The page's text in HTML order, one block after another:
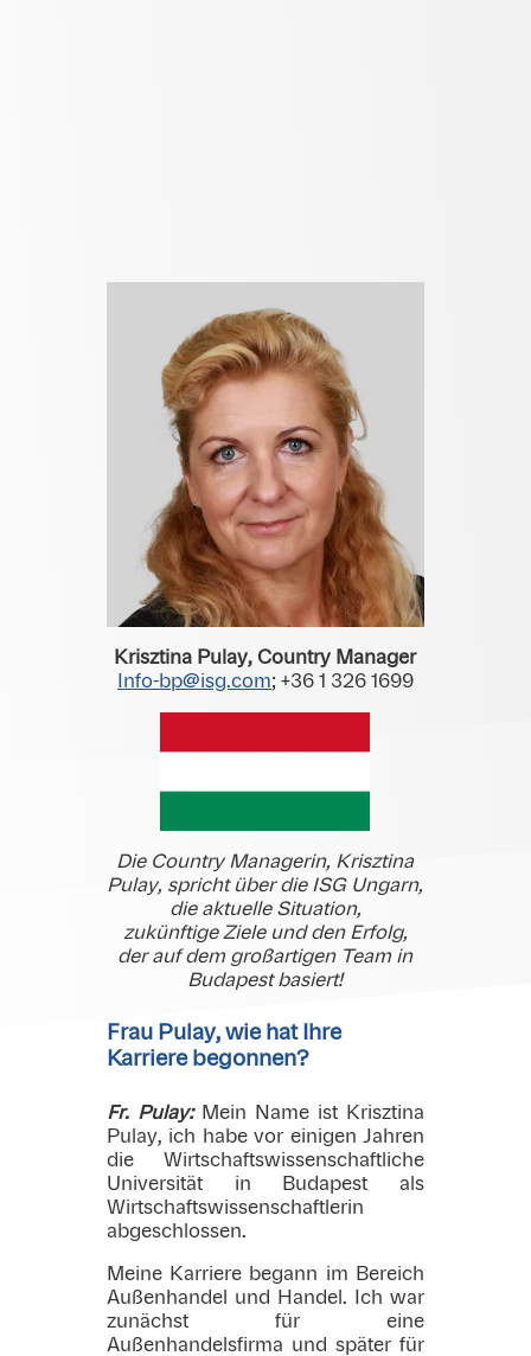
Krisztina Pulay, Country Manager
Info-bp@isg.com; +36 1 326 1699
Die Country Managerin, Krisztina
Pulay, spricht über die ISG Ungarn,
die aktuelle Situation,
zukünftige Ziele und den Erfolg,
der auf dem großartigen Team in
Budapest basiert!
Frau Pulay, wie hat Ihre
Karriere begonnen?
Fr. Pulay:Mein Name ist Krisztina
Pulay, ich habe vor einigen Jahren
die Wirtschaftswissenschaftliche
Universität in Budapest als
Wirtschaftswissenschaftlerin
abgeschlossen.
Meine Karriere begann im Bereich
Außenhandel und Handel. Ich war
zunächst für eine
Außenhandelsfirma und später für